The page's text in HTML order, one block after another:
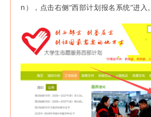
n ），点击右侧“西部计划报名系统”进入。